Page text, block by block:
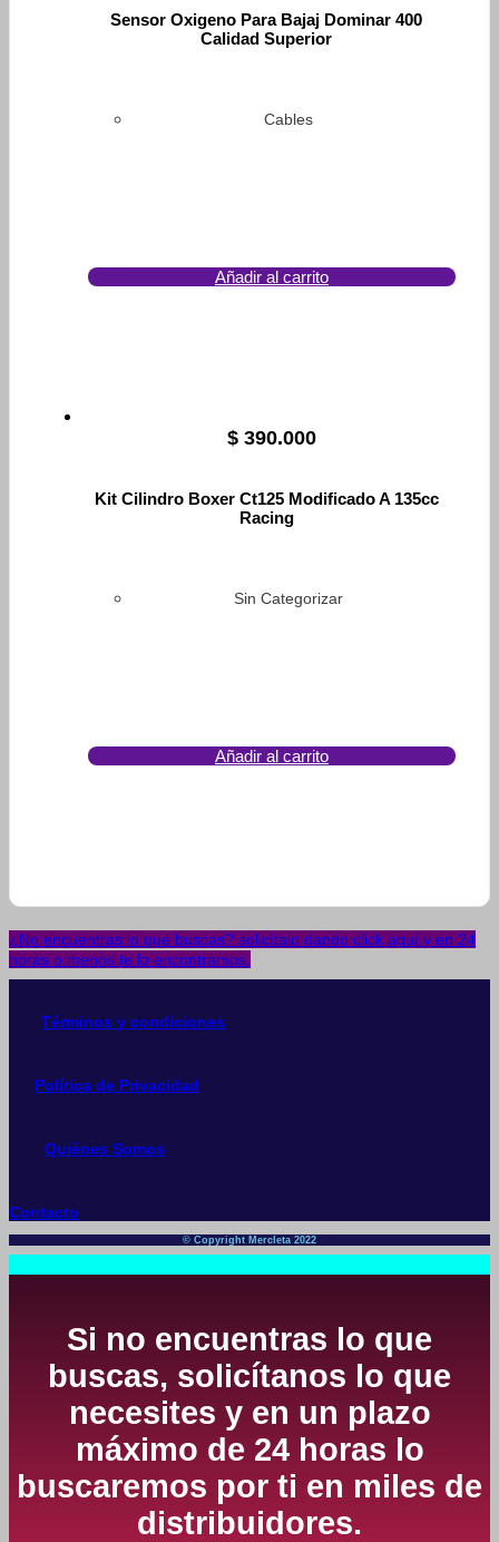
Sensor Oxigeno Para Bajaj Dominar 400
Calidad Superior
Cables
Añadir al carrito
$ 390.000
Kit Cilindro Boxer Ct125 Modificado A 135cc
Racing
Sin Categorizar
Añadir al carrito
¿No encuentras lo que buscas? solicítalo dando click aquí y en 24
horas o menos te lo encontramos.
Términos y condiciones
Política de Privacidad
Quiénes Somos
Contacto
© Copyright Mercleta 2022
Si no encuentras lo que
buscas, solicítanos lo que
necesites y en un plazo
máximo de 24 horas lo
buscaremos por ti en miles de
distribuidores.